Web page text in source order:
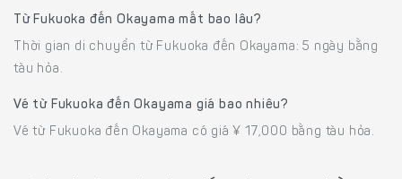
Từ Fukuoka đến Okayama mất bao lâu?
Thời gian di chuyển từ Fukuoka đến Okayama: 5 ngày bằng
tàu hỏa.
Vé từ Fukuoka đến Okayama giá bao nhiêu?
Vé từ Fukuoka đến Okayama có giá ¥ 17,000 bằng tàu hỏa.